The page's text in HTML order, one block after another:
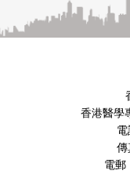
香港醫學
傳
電郵